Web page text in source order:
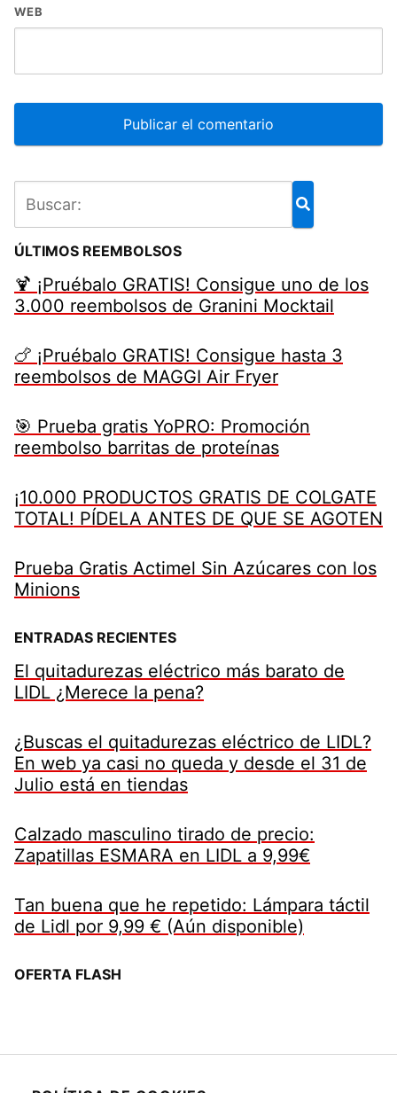
WEB
ÚLTIMOS REEMBOLSOS
🍹 ¡Pruébalo GRATIS! Consigue uno de los
3.000 reembolsos de Granini Mocktail
🍗 ¡Pruébalo GRATIS! Consigue hasta 3
reembolsos de MAGGI Air Fryer
🎯 Prueba gratis YoPRO: Promoción
reembolso barritas de proteínas
¡10.000 PRODUCTOS GRATIS DE COLGATE
TOTAL! PÍDELA ANTES DE QUE SE AGOTEN
Prueba Gratis Actimel Sin Azúcares con los
Minions
ENTRADAS RECIENTES
El quitadurezas eléctrico más barato de
LIDL ¿Merece la pena?
¿Buscas el quitadurezas eléctrico de LIDL?
En web ya casi no queda y desde el 31 de
Julio está en tiendas
Calzado masculino tirado de precio:
Zapatillas ESMARA en LIDL a 9,99€
Tan buena que he repetido: Lámpara táctil
de Lidl por 9,99 € (Aún disponible)
OFERTA FLASH